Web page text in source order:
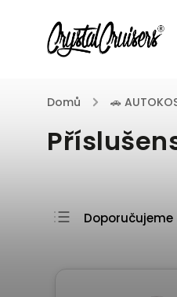
Domů / 🚗
Doporučujeme
Nejdražší